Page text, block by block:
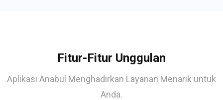
Fitur-Fitur Unggulan
Aplikasi Anabul Menghadirkan Layanan Menarik untuk
Anda.